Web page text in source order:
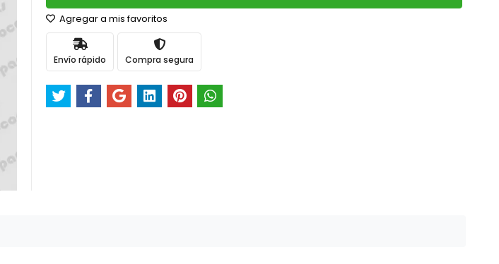
Agregar a mis favoritos
Envío rápido Compra segura